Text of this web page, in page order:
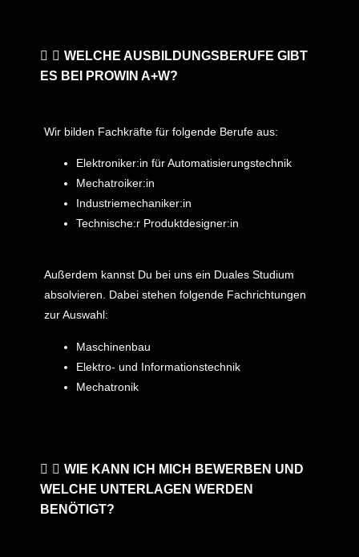
WELCHE AUSBILDUNGSBERUFE GIBT
ES BEI PROWIN A+W?
Wir bilden Fachkräfte für folgende Berufe aus:
Elektroniker:in für Automatisierungstechnik
Mechatroiker:in
Industriemechaniker:in
Technische:r Produktdesigner:in
Außerdem kannst Du bei uns ein Duales Studium
absolvieren. Dabei stehen folgende Fachrichtungen
zur Auswahl:
Maschinenbau
Elektro- und Informationstechnik
Mechatronik
WIE KANN ICH MICH BEWERBEN UND
WELCHE UNTERLAGEN WERDEN
BENÖTIGT?